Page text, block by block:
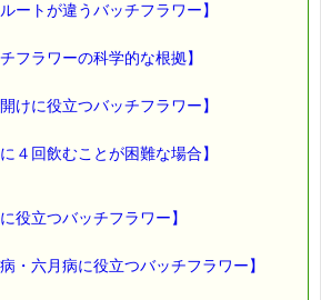
ートが違うバッチフラワー】
フラワーの科学的な根拠】
けに役立つバッチフラワー】
４回飲むことが困難な場合】
役立つバッチフラワー】
・六月病に役立つバッチフラワー】